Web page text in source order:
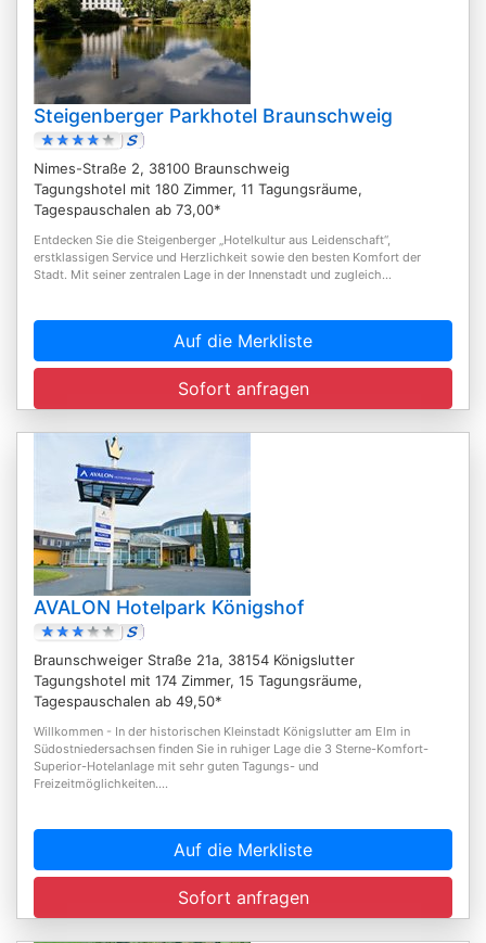
Steigenberger Parkhotel Braunschweig
Nimes-Straße 2, 38100 Braunschweig
Tagungshotel mit 180 Zimmer, 11 Tagungsräume,
Tagespauschalen ab 73,00*
Entdecken Sie die Steigenberger „Hotelkultur aus Leidenschaft“,
erstklassigen Service und Herzlichkeit sowie den besten Komfort der
Stadt. Mit seiner zentralen Lage in der Innenstadt und zugleich...
Auf die Merkliste
Sofort anfragen
AVALON Hotelpark Königshof
Braunschweiger Straße 21a, 38154 Königslutter
Tagungshotel mit 174 Zimmer, 15 Tagungsräume,
Tagespauschalen ab 49,50*
Willkommen - In der historischen Kleinstadt Königslutter am Elm in
Südostniedersachsen finden Sie in ruhiger Lage die 3 Sterne-Komfort-
Superior-Hotelanlage mit sehr guten Tagungs- und
Freizeitmöglichkeiten....
Auf die Merkliste
Sofort anfragen